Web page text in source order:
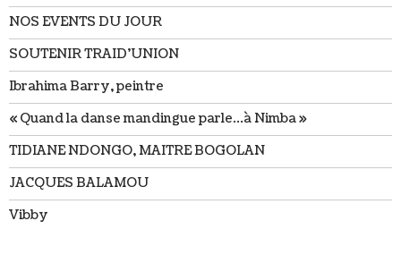
NOS EVENTS DU JOUR
SOUTENIR TRAID’UNION
Ibrahima Barry, peintre
« Quand la danse mandingue parle…à Nimba »
TIDIANE NDONGO, MAITRE BOGOLAN
JACQUES BALAMOU
Vibby